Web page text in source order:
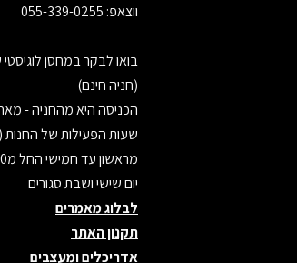
ווצאפ: 055-339-0255
(חניה חינם)
הכניסה היא מהחניה -
שעות הפעילות של החנות
מראשון עד חמישי החל מ09:30 עד 17:00
יום שישי ושבת סגורים
לבלוג מאמרים
תקנון האתר
אדריכלים ומעצבים